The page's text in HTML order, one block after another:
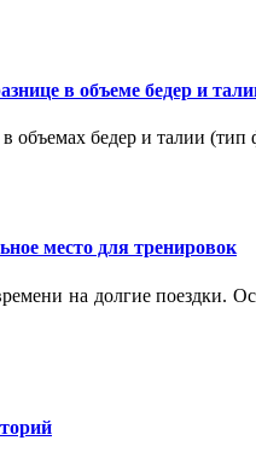
в объеме бедер и
объемах бедер и талии
место для тренировок
на долгие поездки.